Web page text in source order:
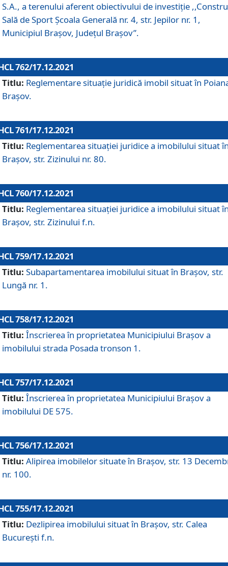
S.A., a terenului aferent obiectivului de investiție
Sală de Sport Școala Generală nr. 4, str. Jepilor nr. 1,
Municipiul Brașov, Județul Brașov”.
762/17.12.2021
Titlu: Reglementare situație juridică imobil situat în
Brașov.
761/17.12.2021
Titlu: Reglementarea situației juridice a imobilului situat
Brașov, str. Zizinului nr. 80.
760/17.12.2021
Titlu: Reglementarea situației juridice a imobilului situat
Brașov, str. Zizinului f.n.
759/17.12.2021
Titlu: Subapartamentarea imobilului situat în Brașov, str.
Lungă nr. 1.
758/17.12.2021
Titlu: Înscrierea în proprietatea Municipiului Brașov a
imobilului strada Posada tronson 1.
757/17.12.2021
Titlu: Înscrierea în proprietatea Municipiului Brașov a
imobilului DE 575.
756/17.12.2021
Titlu: Alipirea imobilelor situate în Brașov, str. 13
nr. 100.
755/17.12.2021
Titlu: Dezlipirea imobilului situat în Brașov, str. Calea
București f.n.